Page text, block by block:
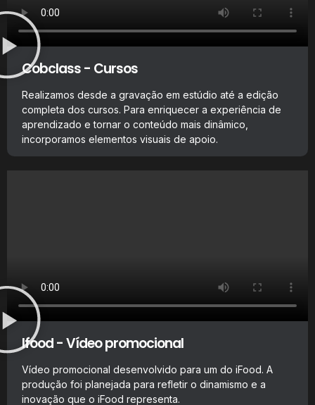
Cobclass - Cursos
Realizamos desde a gravação em estúdio até a edição
completa dos cursos. Para enriquecer a experiência de
aprendizado e tornar o conteúdo mais dinâmico,
incorporamos elementos visuais de apoio.
Ifood - Vídeo promocional
Vídeo promocional desenvolvido para um do iFood. A
produção foi planejada para refletir o dinamismo e a
inovação que o iFood representa.